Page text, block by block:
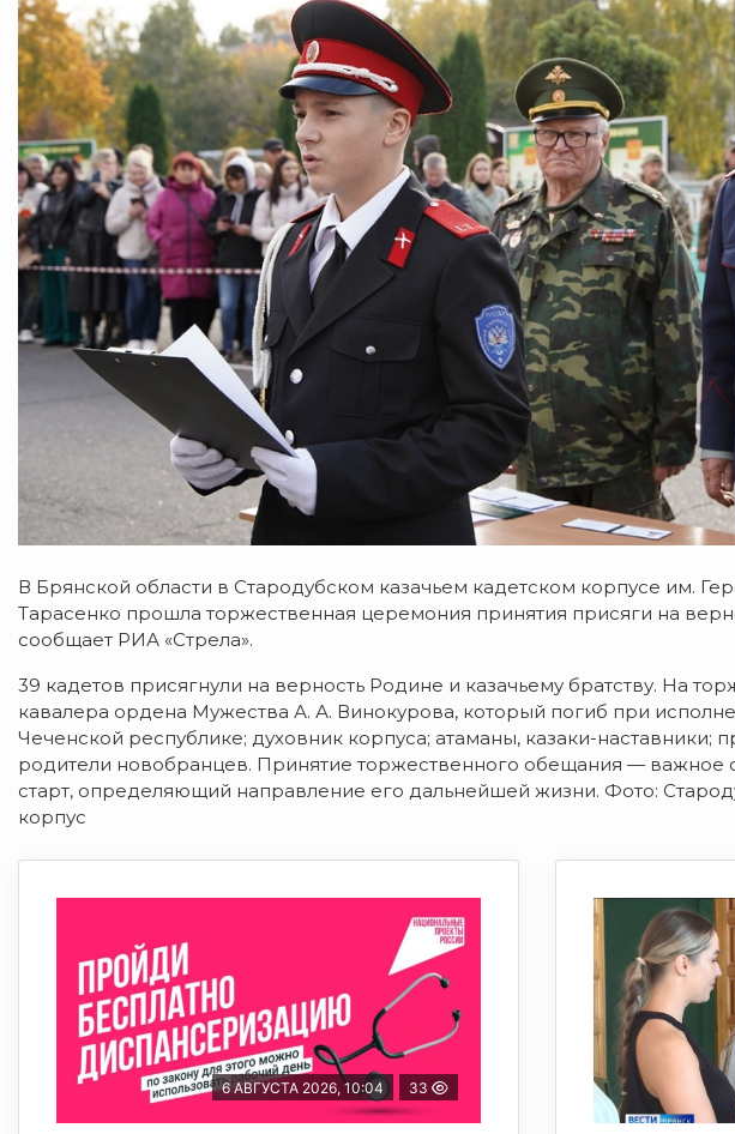
В Брянской области в Стародубском казачьем кадетском корпусе им.
Тарасенко прошла торжественная церемония принятия присяги на
сообщает РИА «Стрела».
39 кадетов присягнули на верность Родине и казачьему братству. На
кавалера ордена Мужества А. А. Винокурова, который погиб при
Чеченской республике; духовник корпуса; атаманы, казаки-наставники;
родители новобранцев. Принятие торжественного обещания — важное
старт, определяющий направление его дальнейшей жизни. Фото:
корпус
6 АВГУСТА 2026, 10:04 33